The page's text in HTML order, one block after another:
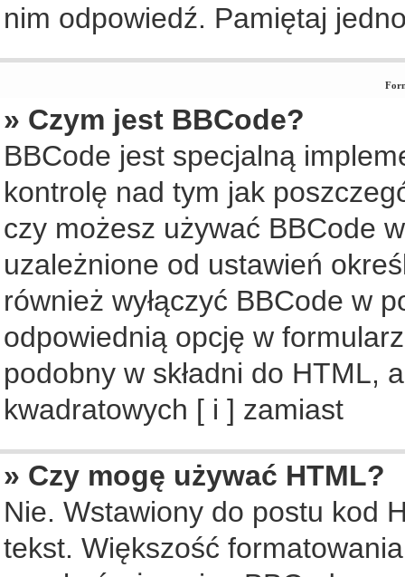
nim odpowiedź. Pamiętaj
» Czym jest BBCode?
BBCode jest specjalną
kontrolę nad tym jak
czy możesz używać BBCode
uzależnione od ustawień
również wyłączyć BBCode w
odpowiednią opcję w
podobny w składni do HTML,
kwadratowych [ i ] zamiast
» Czy mogę używać HTML?
Nie. Wstawiony do postu kod
tekst. Większość